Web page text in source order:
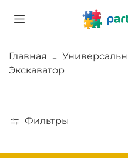
Главная
Экскаватор
Фильтры